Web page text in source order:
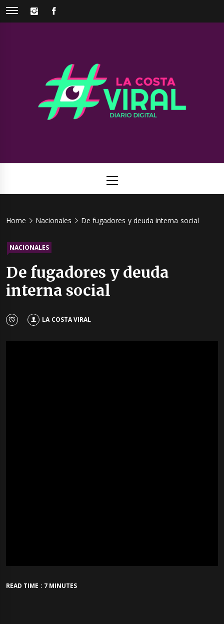
Skip
INSTAGRAM
Viral
Menu
Home Nacionales De fugadores y deuda interna social
NACIONALES
De fugadores y deuda
interna social
LA COSTA VIRAL
READ TIME : 7 MINUTES